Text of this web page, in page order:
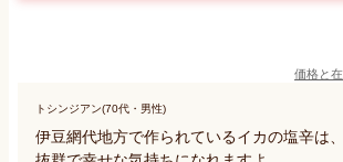
価格と
トシンジアン(70代・男性)
伊豆網代地方で作られているイカの塩辛は